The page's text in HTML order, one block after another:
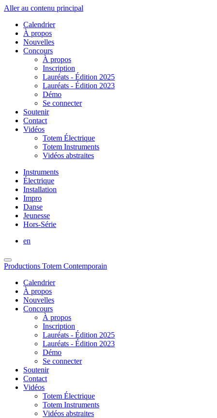
Aller au contenu principal
Calendrier
À propos
Nouvelles
Concours
À propos
Inscription
Lauréats - Édition 2025
Lauréats - Édition 2023
Démo
Se connecter
Soutenir
Contact
Vidéos
Totem Électrique
Totem Instruments
Vidéos abstraites
Instruments
Électrique
Installation
Impro
Danse
Jeunesse
Hors-Série
en
Productions Totem Contemporain
Calendrier
À propos
Nouvelles
Concours
À propos
Inscription
Lauréats - Édition 2025
Lauréats - Édition 2023
Démo
Se connecter
Soutenir
Contact
Vidéos
Totem Électrique
Totem Instruments
Vidéos abstraites